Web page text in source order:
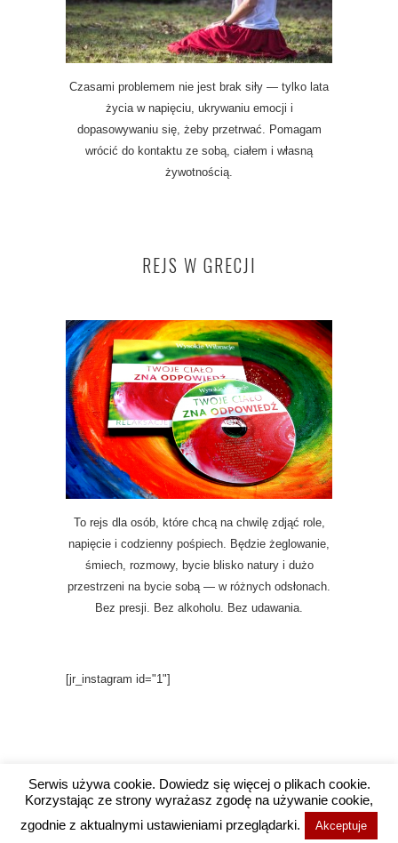
Czasami problemem nie jest brak siły — tylko lata
życia w napięciu, ukrywaniu emocji i
dopasowywaniu się, żeby przetrwać. Pomagam
wrócić do kontaktu ze sobą, ciałem i własną
żywotnością.
REJS W GRECJI
To rejs dla osób, które chcą na chwilę zdjąć role,
napięcie i codzienny pośpiech. Będzie żeglowanie,
śmiech, rozmowy, bycie blisko natury i dużo
przestrzeni na bycie sobą — w różnych odsłonach.
Bez presji. Bez alkoholu. Bez udawania.
[jr_instagram id="1"]
Copyright @ 2016 Wysokie Wibracje / Projekt i
wykonanie
Agencja Social Media Wrocław
Serwis używa cookie. Dowiedz się więcej o plikach cookie.
Korzystając ze strony wyrażasz zgodę na używanie cookie,
zgodnie z aktualnymi ustawieniami przeglądarki.
Akceptuje